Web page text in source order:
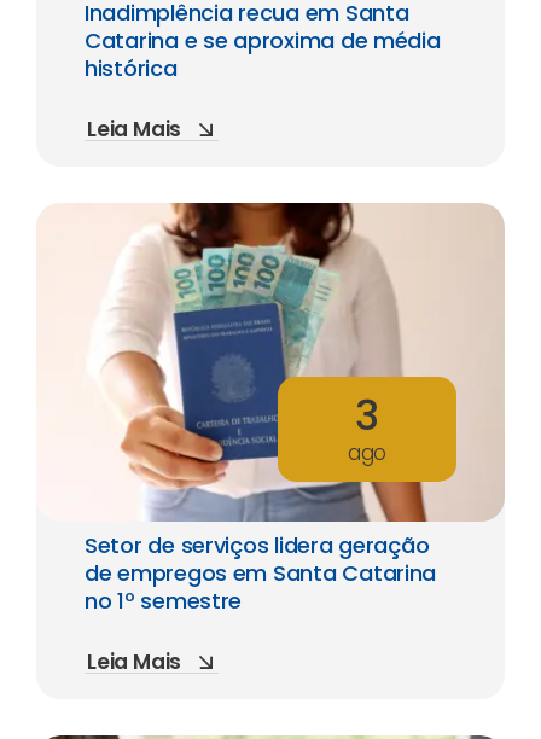
Inadimplência recua em Santa
Catarina e se aproxima de média
histórica
Leia Mais
3
ago
Setor de serviços lidera geração
de empregos em Santa Catarina
no 1º semestre
Leia Mais